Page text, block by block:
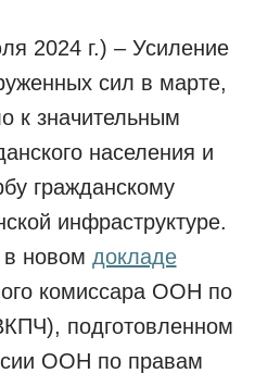
2024 г.) – Усиление
сил в марте,
к значительным
населения и
гражданскому
инфраструктуре.
новом докладе
комиссара ООН по
подготовленном
ООН по правам